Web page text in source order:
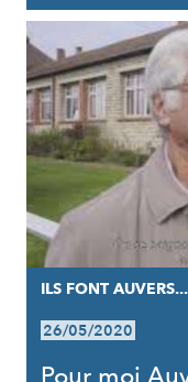
ILS FONT AUVERS...
26/05/2020